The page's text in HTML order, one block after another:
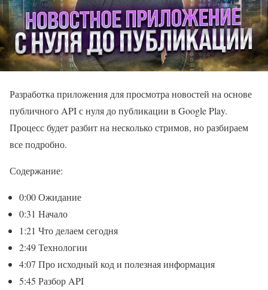
Разработка приложения для просмотра новостей на основе
публичного API с нуля до публикации в Google Play.
Процесс будет разбит на несколько стримов, но разбираем
все подробно.
Содержание:
0:00 Ожидание
0:31 Начало
1:21 Что делаем сегодня
2:49 Технологии
4:07 Про исходный код и полезная информация
5:45 Разбор API